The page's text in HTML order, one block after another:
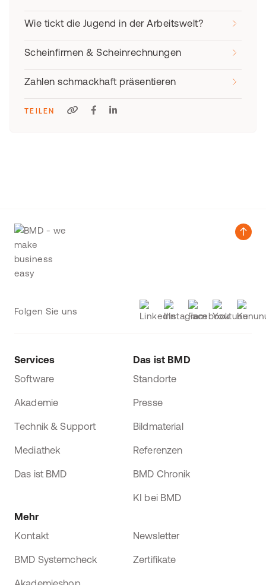
Wie tickt die Jugend in der Arbeitswelt?
Scheinfirmen & Scheinrechnungen
Zahlen schmackhaft präsentieren
TEILEN
Folgen Sie uns
Services
Software
Akademie
Technik & Support
Mediathek
Das ist BMD
Das ist BMD
Standorte
Presse
Bildmaterial
Referenzen
BMD Chronik
KI bei BMD
Mehr
Kontakt
Newsletter
BMD Systemcheck Zertifikate